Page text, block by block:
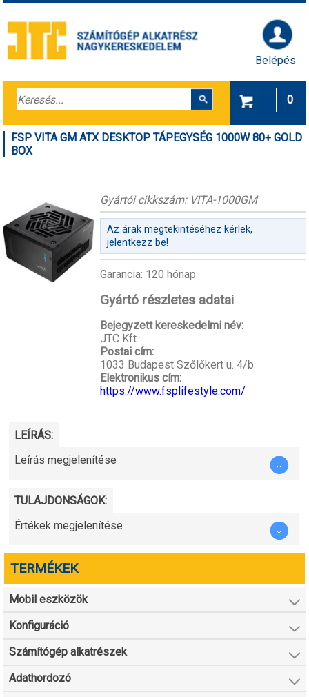
Belépés
0
FSP VITA GM ATX DESKTOP TÁPEGYSÉG 1000W 80+ GOLD
BOX
Gyártói cikkszám: VITA-1000GM
Az árak megtekintéséhez kérlek,
jelentkezz be!
Garancia: 120 hónap
Gyártó részletes adatai
Bejegyzett kereskedelmi név:
JTC Kft.
Postai cím:
1033 Budapest Szőlőkert u. 4/b
Elektronikus cím:
https://www.fsplifestyle.com/
LEÍRÁS:
Leírás megjelenítése
TULAJDONSÁGOK:
Értékek megjelenítése
TERMÉKEK
Mobil eszközök
Konfiguráció
Számítógép alkatrészek
Adathordozó